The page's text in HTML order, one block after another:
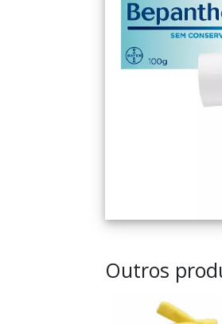
Outros